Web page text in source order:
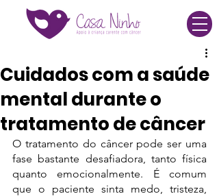
Cuidados com a saúde
mental durante o
tratamento de câncer
O tratamento do câncer pode ser uma
fase bastante desafiadora, tanto física
quanto emocionalmente. É comum
que o paciente sinta medo, tristeza,